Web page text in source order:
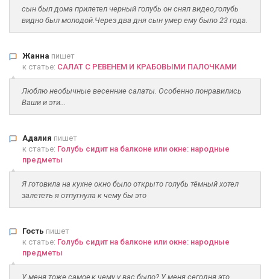
сын был дома прилетел черный голубь он снял видео,голубь
видно был молодой.Через два дня сын умер ему было 23 года.
Жанна пишет
к статье: САЛАТ С РЕВЕНЕМ И КРАБОВЫМИ ПАЛОЧКАМИ
Люблю необычные весенние салаты. Особенно понравились
Ваши и эти...
Адалия пишет
к статье: Голубь сидит на балконе или окне: народные
предметы
Я готовила на кухне окно было открыто голубь тёмный хотел
залететь я отпугнула к чему бы это
Гость пишет
к статье: Голубь сидит на балконе или окне: народные
предметы
У меня тоже самое,к чему у вас было? У меня сегодня это